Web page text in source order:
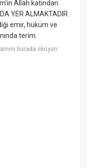
Allah katından
YER ALMAKTADIR.
emir, hüküm ve
terim.
burada okuyun: